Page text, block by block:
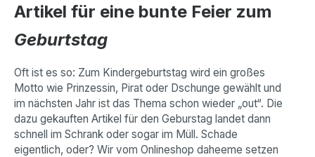
Artikel für eine bunte Feier zum
Geburtstag
Oft ist es so: Zum Kindergeburtstag wird ein großes
Motto wie Prinzessin, Pirat oder Dschunge gewählt und
im nächsten Jahr ist das Thema schon wieder „out“. Die
dazu gekauften Artikel für den Geburstag landet dann
schnell im Schrank oder sogar im Müll. Schade
eigentlich, oder? Wir vom Onlineshop daheeme setzen